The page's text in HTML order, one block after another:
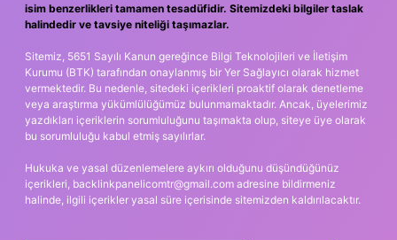
isim benzerlikleri tamamen tesadüfidir. Sitemizdeki bilgiler taslak
halindedir ve tavsiye niteliği taşımazlar.
Sitemiz, 5651 Sayılı Kanun gereğince Bilgi Teknolojileri ve İletişim
Kurumu (BTK) tarafından onaylanmış bir Yer Sağlayıcı olarak hizmet
vermektedir. Bu nedenle, sitedeki içerikleri proaktif olarak denetleme
veya araştırma yükümlülüğümüz bulunmamaktadır. Ancak, üyelerimiz
yazdıkları içeriklerin sorumluluğunu taşımakta olup, siteye üye olarak
bu sorumluluğu kabul etmiş sayılırlar.
Hukuka ve yasal düzenlemelere aykırı olduğunu düşündüğünüz
içerikleri, backlinkpanelicomtr@gmail.com adresine bildirmeniz
halinde, ilgili içerikler yasal süre içerisinde sitemizden kaldırılacaktır.